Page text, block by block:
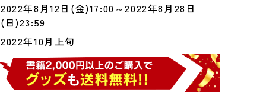
2022年8月12日(金)17:00～2022年8月28日
(日)23:59
2022年10月上旬